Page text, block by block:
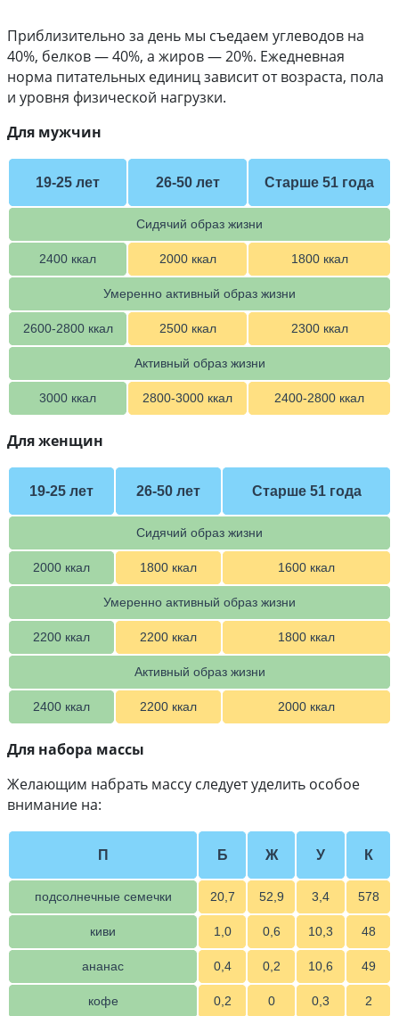
Приблизительно за день мы съедаем углеводов на
40%, белков — 40%, а жиров — 20%. Ежедневная
норма питательных единиц зависит от возраста, пола
и уровня физической нагрузки.
Для мужчин
19-25 лет 26-50 лет Старше 51 года
Сидячий образ жизни
2400 ккал 2000 ккал 1800 ккал
Умеренно активный образ жизни
2600-2800 ккал 2500 ккал 2300 ккал
Активный образ жизни
3000 ккал 2800-3000 ккал 2400-2800 ккал
Для женщин
19-25 лет 26-50 лет Старше 51 года
Сидячий образ жизни
2000 ккал 1800 ккал 1600 ккал
Умеренно активный образ жизни
2200 ккал 2200 ккал 1800 ккал
Активный образ жизни
2400 ккал 2200 ккал 2000 ккал
Для набора массы
Желающим набрать массу следует уделить особое
внимание на:
П Б Ж У К
подсолнечные семечки 20,7 52,9 3,4 578
киви 1,0 0,6 10,3 48
ананас 0,4 0,2 10,6 49
кофе 0,2 0 0,3 2